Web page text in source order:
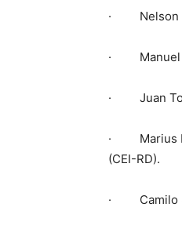
· Nelson
· Manuel
· Juan
· Marius
(CEI-RD).
· Camilo